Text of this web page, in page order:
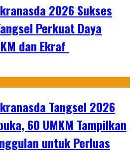
2026 Sukses
Perkuat Daya
dan Ekraf
Tangsel 2026
60 UMKM Tampilkan
untuk Perluas